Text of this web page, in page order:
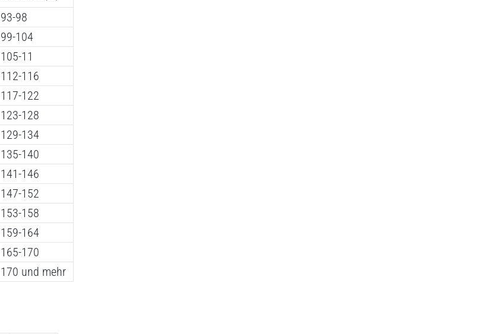
93-98
99-104
105-11
112-116
117-122
123-128
129-134
135-140
141-146
147-152
153-158
159-164
165-170
170 und mehr